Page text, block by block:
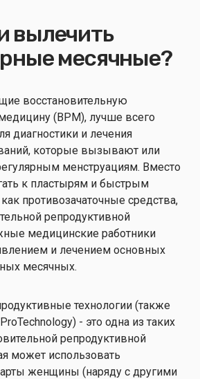
вылечить
месячные?
восстановительную
(ВРМ), лучше всего
диагностики и лечения
которые вызывают или
менструациям. Вместо
к пластырям и быстрым
противозачаточные средства,
репродуктивной
медицинские работники
и лечением основных
месячных.
технологии (также
- это одна из таких
репродуктивной
может использовать
женщины (наряду с другими